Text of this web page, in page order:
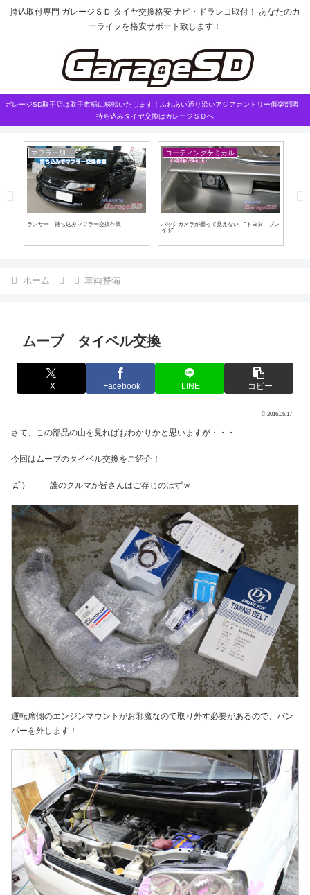
持込取付専門 ガレージＳＤ タイヤ交換格安 ナビ・ドラレコ取付！ あなたのカ
ーライフを格安サポート致します！
ガレージSD取手店は取手市稲に移転いたします！ふれあい通り沿いアジアカントリー俱楽部隣
持ち込みタイヤ交換はガレージＳＤへ
マフラー加工
ランサー 持ち込みマフラー交換作業
コーティングケミカル
バックカメラが曇って見えない ”トヨタ ブレ
イド”
ホーム 車両整備
ムーブ タイベル交換
X Facebook LINE コピー
2016.05.17
さて、この部品の山を見ればおわかりかと思いますが・・・
今回はムーブのタイベル交換をご紹介！
|дﾟ)・・・誰のクルマか皆さんはご存じのはずｗ
運転席側のエンジンマウントがお邪魔なので取り外す必要があるので、バン
パーを外します！